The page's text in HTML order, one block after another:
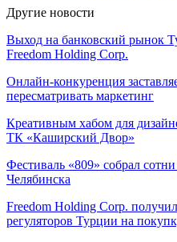
Другие новости
Выход на банковский рынок
Freedom Holding Corp.
Онлайн-конкуренция
пересматривать маркетинг
Креативным хабом для
ТК «Каширский Двор»
Фестиваль «809» собрал
Челябинска
Freedom Holding Corp.
регуляторов Турции на